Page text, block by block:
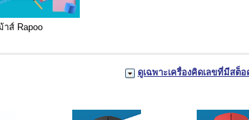
าส์ Rapoo
ดูเฉพาะเครื่องคิดเลขที่มีสต็